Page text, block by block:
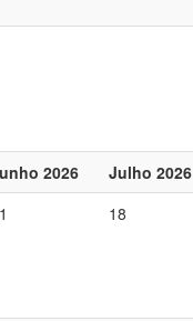
2026 Julho 2026
18